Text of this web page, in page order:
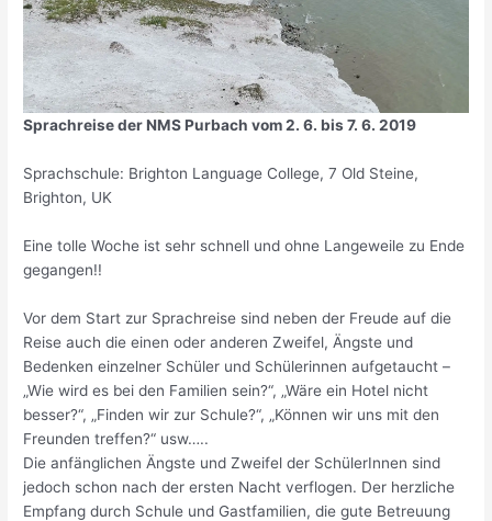
Sprachreise der NMS Purbach vom 2. 6. bis 7. 6. 2019
Sprachschule: Brighton Language College, 7 Old Steine,
Brighton, UK
Eine tolle Woche ist sehr schnell und ohne Langeweile zu Ende
gegangen!!
Vor dem Start zur Sprachreise sind neben der Freude auf die
Reise auch die einen oder anderen Zweifel, Ängste und
Bedenken einzelner Schüler und Schülerinnen aufgetaucht –
„Wie wird es bei den Familien sein?“, „Wäre ein Hotel nicht
besser?“, „Finden wir zur Schule?“, „Können wir uns mit den
Freunden treffen?“ usw…..
Die anfänglichen Ängste und Zweifel der SchülerInnen sind
jedoch schon nach der ersten Nacht verflogen. Der herzliche
Empfang durch Schule und Gastfamilien, die gute Betreuung